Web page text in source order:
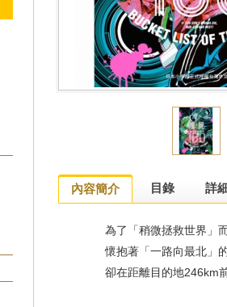
內容簡介 目錄 詳
為了「稍微拯救世界」而
懷抱著「一路向最北」的
卻在距離目的地246km前